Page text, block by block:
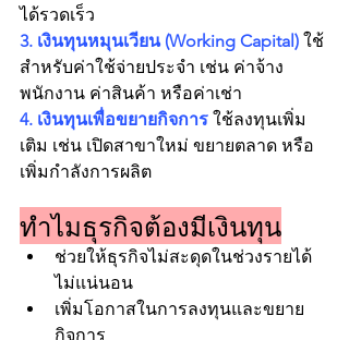
ได้รวดเร็ว
3. เงินทุนหมุนเวียน (Working Capital) ใช้
สำหรับค่าใช้จ่ายประจำ เช่น ค่าจ้าง
พนักงาน ค่าสินค้า หรือค่าเช่า
4. เงินทุนเพื่อขยายกิจการ ใช้ลงทุนเพิ่ม
เติม เช่น เปิดสาขาใหม่ ขยายตลาด หรือ
เพิ่มกำลังการผลิต
ทำไมธุรกิจต้องมีเงินทุน
ช่วยให้ธุรกิจไม่สะดุดในช่วงรายได้
ไม่แน่นอน
เพิ่มโอกาสในการลงทุนและขยาย
กิจการ